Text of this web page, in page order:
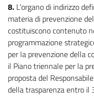
8. L'organo di indirizzo
materia di prevenzione
costituiscono contenuto
programmazione
per la prevenzione della
il Piano triennale per la
proposta del
della trasparenza entro il